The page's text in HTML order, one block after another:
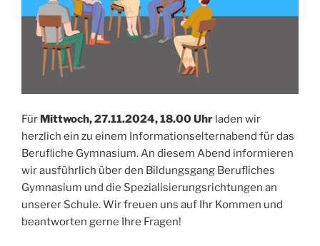
Für Mittwoch, 27.11.2024, 18.00 Uhr laden wir
herzlich ein zu einem Informationselternabend für das
Berufliche Gymnasium. An diesem Abend informieren
wir ausführlich über den Bildungsgang Berufliches
Gymnasium und die Spezialisierungsrichtungen an
unserer Schule. Wir freuen uns auf Ihr Kommen und
beantworten gerne Ihre Fragen!